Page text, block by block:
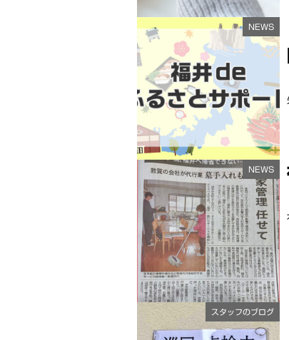
NEWS
NEWS
スタッフのブログ